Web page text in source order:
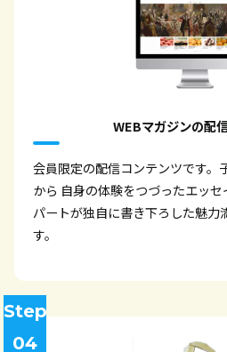
WEBマガジンの配
会員限定の配信コンテンツです。
から 自身の体験をつづったエッ
パートが独自に書き下ろした魅力
す。
Step
04